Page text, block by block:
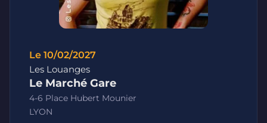
Le 10/02/2027
Les Louanges
Le Marché Gare
4-6 Place Hubert Mounier
LYON